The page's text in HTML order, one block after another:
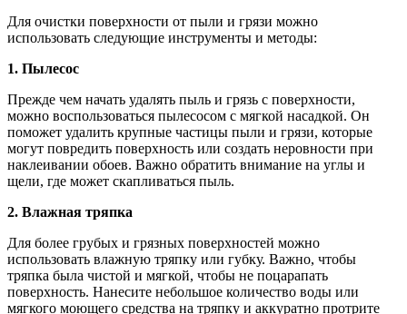
Для очистки поверхности от пыли и грязи можно
использовать следующие инструменты и методы:
1. Пылесос
Прежде чем начать удалять пыль и грязь с поверхности,
можно воспользоваться пылесосом с мягкой насадкой. Он
поможет удалить крупные частицы пыли и грязи, которые
могут повредить поверхность или создать неровности при
наклеивании обоев. Важно обратить внимание на углы и
щели, где может скапливаться пыль.
2. Влажная тряпка
Для более грубых и грязных поверхностей можно
использовать влажную тряпку или губку. Важно, чтобы
тряпка была чистой и мягкой, чтобы не поцарапать
поверхность. Нанесите небольшое количество воды или
мягкого моющего средства на тряпку и аккуратно протрите